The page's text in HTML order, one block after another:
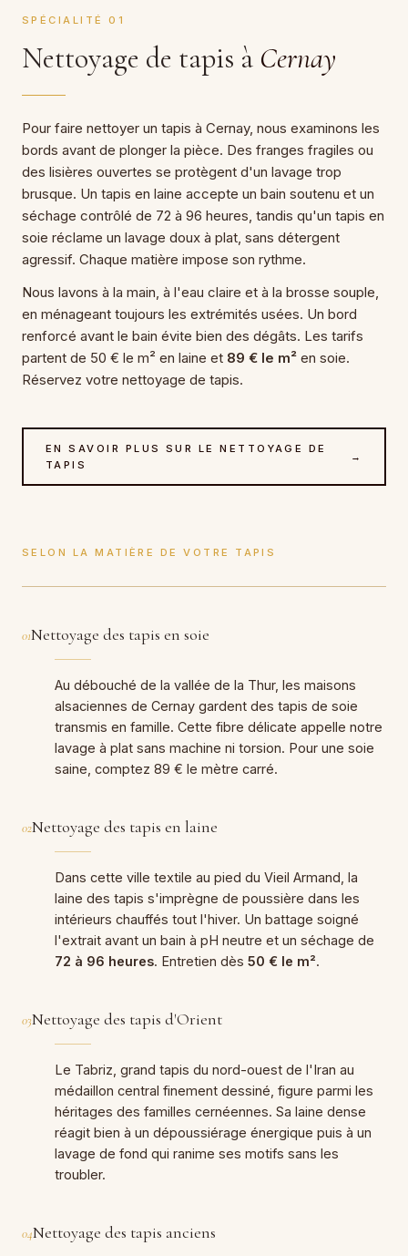
SPÉCIALITÉ 01
Nettoyage de tapis à Cernay
Pour faire nettoyer un tapis à Cernay, nous examinons les
bords avant de plonger la pièce. Des franges fragiles ou
des lisières ouvertes se protègent d'un lavage trop
brusque. Un tapis en laine accepte un bain soutenu et un
séchage contrôlé de 72 à 96 heures, tandis qu'un tapis en
soie réclame un lavage doux à plat, sans détergent
agressif. Chaque matière impose son rythme.
Nous lavons à la main, à l'eau claire et à la brosse souple,
en ménageant toujours les extrémités usées. Un bord
renforcé avant le bain évite bien des dégâts. Les tarifs
partent de 50 € le m² en laine et 89 € le m² en soie.
Réservez votre nettoyage de tapis.
EN SAVOIR PLUS SUR LE NETTOYAGE DE
TAPIS
→
SELON LA MATIÈRE DE VOTRE TAPIS
01Nettoyage des tapis en soie
Au débouché de la vallée de la Thur, les maisons
alsaciennes de Cernay gardent des tapis de soie
transmis en famille. Cette fibre délicate appelle notre
lavage à plat sans machine ni torsion. Pour une soie
saine, comptez 89 € le mètre carré.
02Nettoyage des tapis en laine
Dans cette ville textile au pied du Vieil Armand, la
laine des tapis s'imprègne de poussière dans les
intérieurs chauffés tout l'hiver. Un battage soigné
l'extrait avant un bain à pH neutre et un séchage de
72 à 96 heures. Entretien dès 50 € le m².
03Nettoyage des tapis d'Orient
Le Tabriz, grand tapis du nord-ouest de l'Iran au
médaillon central finement dessiné, figure parmi les
héritages des familles cernéennes. Sa laine dense
réagit bien à un dépoussiérage énergique puis à un
lavage de fond qui ranime ses motifs sans les
troubler.
04Nettoyage des tapis anciens